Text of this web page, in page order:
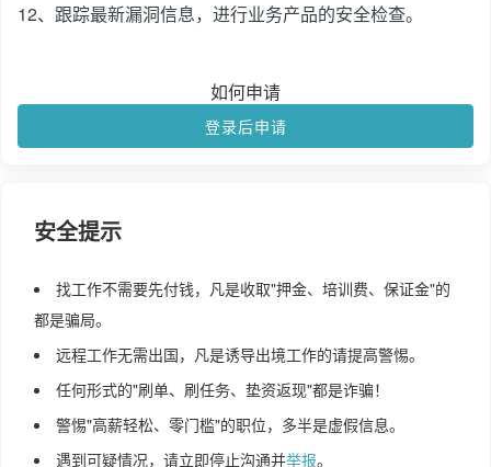
12、跟踪最新漏洞信息，进行业务产品的安全检查。
如何申请
登录后申请
安全提示
找工作不需要先付钱，凡是收取"押金、培训费、保证金"的
都是骗局。
远程工作无需出国，凡是诱导出境工作的请提高警惕。
任何形式的"刷单、刷任务、垫资返现"都是诈骗！
警惕"高薪轻松、零门槛"的职位，多半是虚假信息。
遇到可疑情况，请立即停止沟通并举报。